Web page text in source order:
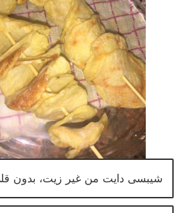
شيبسى دايت من غير زيت، بدون